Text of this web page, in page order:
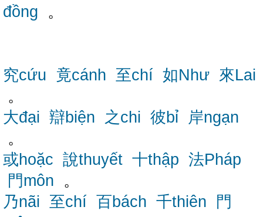
đồng 。
究cứu 竟cánh 至chí 如Như 來Lai
。
大đại 辯biện 之chi 彼bỉ
岸ngạn
。
或hoặc 說thuyết 十thập 法Pháp
門môn 。
乃nãi 至chí 百bách 千thiên
門